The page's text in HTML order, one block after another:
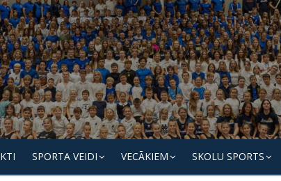
SPORTA VEIDI VECĀKIEM SKOLU SPORTS